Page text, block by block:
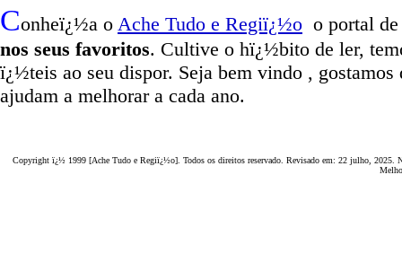
Conheï¿½a o Ache Tudo e Regiï¿½o o portal
nos seus favoritos. Cultive o hï¿½bito de ler,
ï¿½teis ao seu dispor. Seja bem vindo , gostamos
ajudam a melhorar a cada ano.
Copyright ï¿½ 1999 [Ache Tudo e Regiï¿½o]. Todos os direitos reservado. Revisado em: 22 julho, 2025.